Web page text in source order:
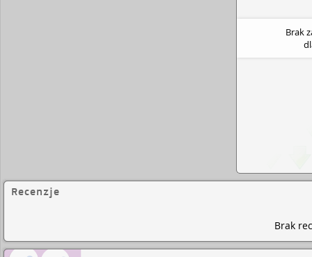
Brak
Recenzje
Brak